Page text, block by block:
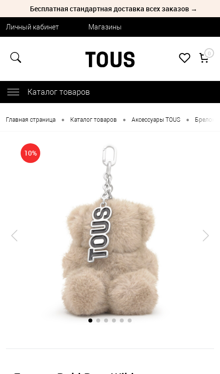
Бесплатная стандартная доставка всех заказов →
Личный кабинет Магазины
0
Каталог товаров
Главная страница • Каталог товаров • Аксессуары TOUS • Брелоки
10%